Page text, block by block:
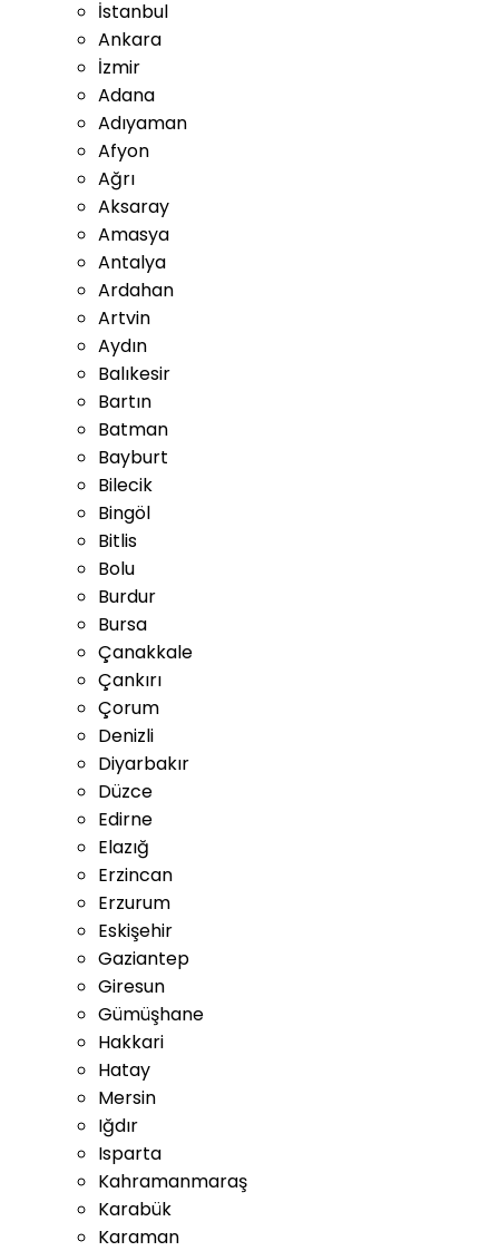
İstanbul
Ankara
İzmir
Adana
Adıyaman
Afyon
Ağrı
Aksaray
Amasya
Antalya
Ardahan
Artvin
Aydın
Balıkesir
Bartın
Batman
Bayburt
Bilecik
Bingöl
Bitlis
Bolu
Burdur
Bursa
Çanakkale
Çankırı
Çorum
Denizli
Diyarbakır
Düzce
Edirne
Elazığ
Erzincan
Erzurum
Eskişehir
Gaziantep
Giresun
Gümüşhane
Hakkari
Hatay
Mersin
Iğdır
Isparta
Kahramanmaraş
Karabük
Karaman